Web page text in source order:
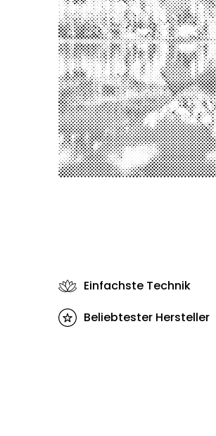
Einfachste Technik
Beliebtester Hersteller